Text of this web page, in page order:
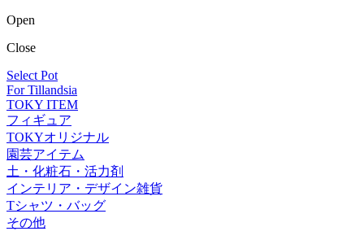
Open
Close
Select Pot
For Tillandsia
TOKY ITEM
フィギュア
TOKYオリジナル
園芸アイテム
土・化粧石・活力剤
インテリア・デザイン雑貨
Tシャツ・バッグ
その他